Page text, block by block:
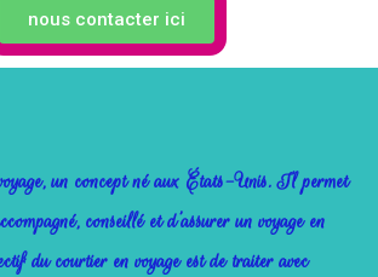
nous contacter ici
un concept né aux États-Unis. Il permet
conseillé et d’assurer un voyage en
du courtier en voyage est de traiter avec